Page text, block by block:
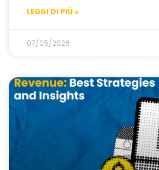
LEGGI DI PIÙ »
07/05/2026